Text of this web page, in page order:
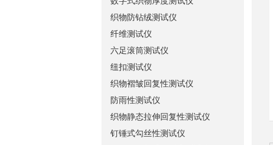
织物防钻绒测试仪
纤维测试仪
六足滚筒测试仪
纽扣测试仪
织物褶皱回复性测试仪
防雨性测试仪
织物静态拉伸回复性测试仪
钉锤式勾丝性测试仪